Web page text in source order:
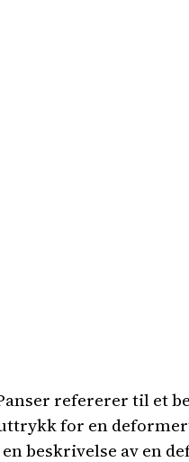
refererer til et
for en
beskrivelse av en